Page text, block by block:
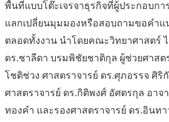
พื้นที่แบบโต๊ะเจรจาธุรกิจที่ผู้ประกอบกา
แลกเปลี่ยนมุมมองหรือสอบถามขอคำแ
ตลอดทั้งงาน นำโดยคณะวิทยาศาสตร์
ดร.ชาลีดา บรมพิชัยชาติกุล ผู้ช่วยศาสต
โชติช่วง ศาสตราจารย์ ดร.ศุภอรรจ ศิริ
ศาสตราจารย์ ดร.กิติพงศ์ อัศตรกุล อาจ
ทองคำ และรองศาสตราจารย์ ดร.อินท